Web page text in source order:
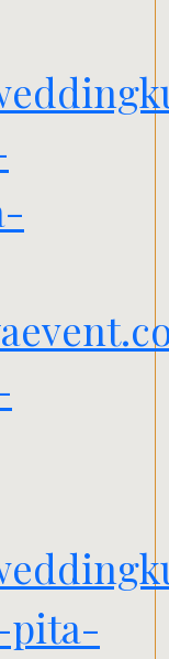
pita-